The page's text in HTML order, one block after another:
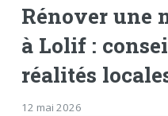
Rénover une
à Lolif :
réalités
12 mai 2026